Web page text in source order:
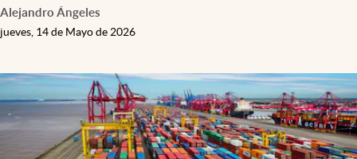
Alejandro Ángeles
jueves, 14 de Mayo de 2026